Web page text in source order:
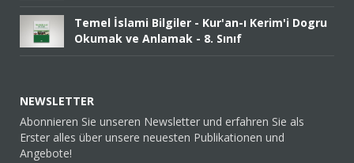
Temel İslami Bilgiler - Kur'an-ı Kerim'i Dogru
Okumak ve Anlamak - 8. Sınıf
NEWSLETTER
Abonnieren Sie unseren Newsletter und erfahren Sie als
Erster alles über unsere neuesten Publikationen und
Angebote!